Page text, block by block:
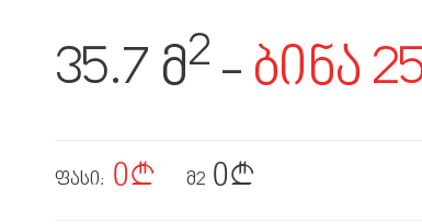
35.7 მ2 - ბინა
ფასი: 0 მ2 0